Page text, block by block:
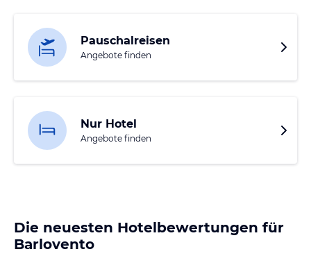
Pauschalreisen
Angebote finden
Nur Hotel
Angebote finden
Die neuesten Hotelbewertungen für
Barlovento